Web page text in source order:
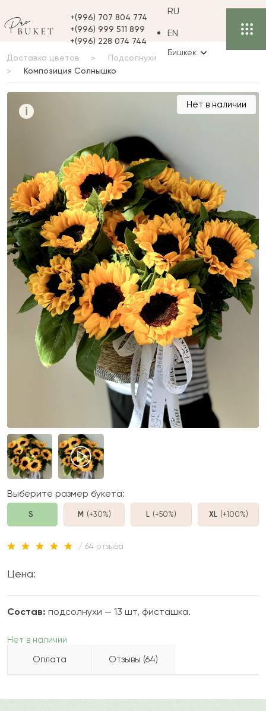
+(996) 707 804 774
+(996) 999 511 899
+(996) 228 074 744
RU
EN
Бишкек
Доставка цветов
Подсолнухи
Композиция Солнышко
i
Композиция Солнышко Нет в наличии
Выберите размер букета:
S M (+30%) L (+50%) XL (+100%)
/ 64 отзыва
Цена:
Состав: подсолнухи — 13 шт, фисташка.
Нет в наличии
Оплата
Отзывы (64)
К 2024-05-28
Карина